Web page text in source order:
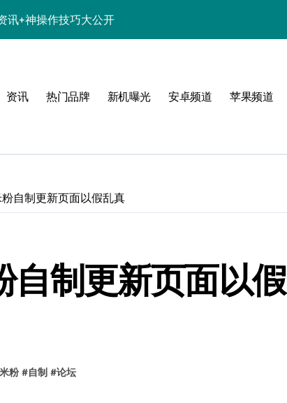
讯+神操作技巧大公开
实用技巧攻略
尽速看
置全曝光！
过！
技新魅力！
步抢先机！
资讯 热门品牌 新机曝光 安卓频道 苹果频道
自制更新页面以假乱真
自制更新页面以假
米粉 #自制 #论坛